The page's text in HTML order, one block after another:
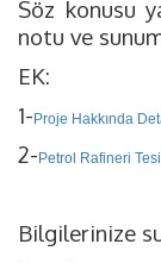
Söz konusu
notu ve
EK:
1- Proje Hakkında
2- Petrol Rafineri
Bilgilerinize